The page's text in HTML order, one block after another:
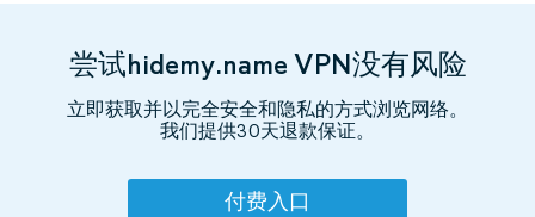
尝试hidemy.name VPN没有风险
立即获取并以完全安全和隐私的方式浏览网络。
我们提供30天退款保证。
付费入口